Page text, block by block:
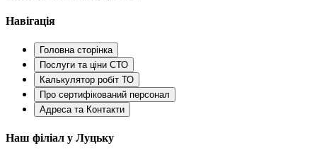
Навігація
Головна сторінка
Послуги та ціни СТО
Калькулятор робіт ТО
Про сертифікований персонал
Адреса та Контакти
Наш філіал у Луцьку